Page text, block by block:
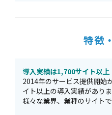
特徴
導入実績は1,700サイト以上
2014年のサービス提供開始
イト以上の導入実績がありま
様々な業界、業種のサイト